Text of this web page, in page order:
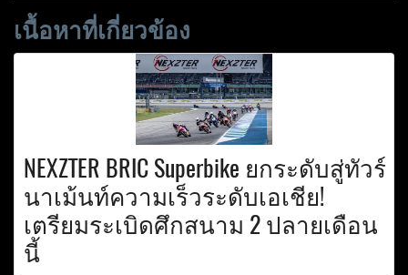
เนื้อหาที่เกี่ยวข้อง
NEXZTER BRIC Superbike ยกระดับสู่ทัวร์
นาเม้นท์ความเร็วระดับเอเชีย!
เตรียมระเบิดศึกสนาม 2 ปลายเดือน
นี้